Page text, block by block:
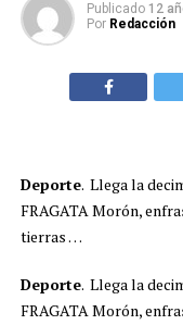
Publicado 12
Por Redacción
Deporte. Llega la
FRAGATA Morón,
tierras …
Deporte. Llega la
FRAGATA Morón,